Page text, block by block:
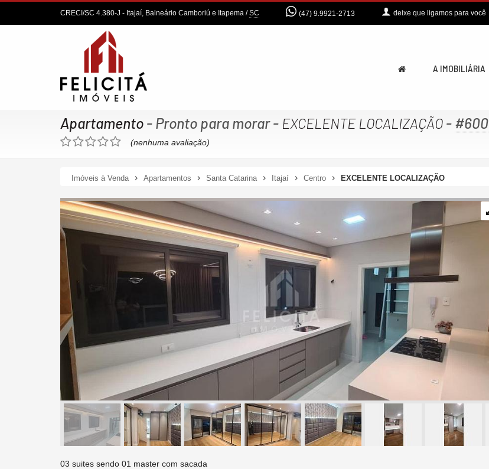
CRECI/SC 4.380-J - Itajaí, Balneário Camboriú e Itapema /SC (47) 9.9921-2713 deixe que ligamos para você
A IMOBILIÁRIA
Apartamento - Pronto para morar- EXCELENTE LOCALIZAÇÃO - #600
(nenhuma avaliação)
Imóveis à Venda Apartamentos Santa Catarina Itajaí Centro EXCELENTE LOCALIZAÇÃO
03 suites sendo 01 master com sacada